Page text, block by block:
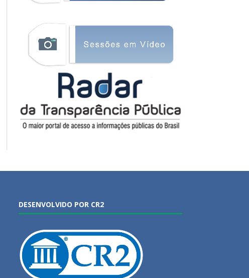
DESENVOLVIDO POR CR2